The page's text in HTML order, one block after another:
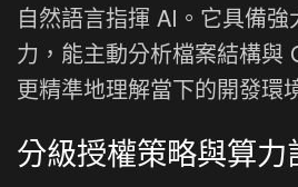
自然語言指揮 AI。它具備
力，能主動分析檔案結構與
更精準地理解當下的開發環
分級授權策略與算